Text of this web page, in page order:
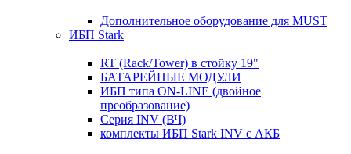
Дополнительное оборудование для MUST
ИБП Stark
RT (Rack/Tower) в стойку 19"
БАТАРЕЙНЫЕ МОДУЛИ
ИБП типа ON-LINE (двойное
преобразование)
Серия INV (ВЧ)
комплекты ИБП Stark INV с АКБ